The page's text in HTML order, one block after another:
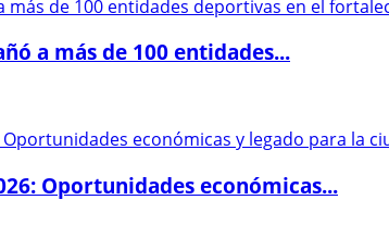
a más de 100 entidades...
Oportunidades económicas...